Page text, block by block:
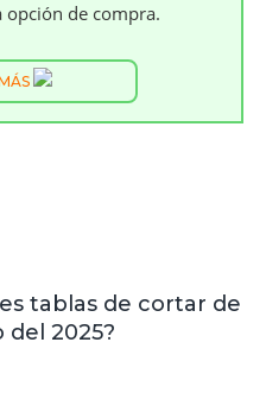
opción de compra.
tablas de cortar de
2025?